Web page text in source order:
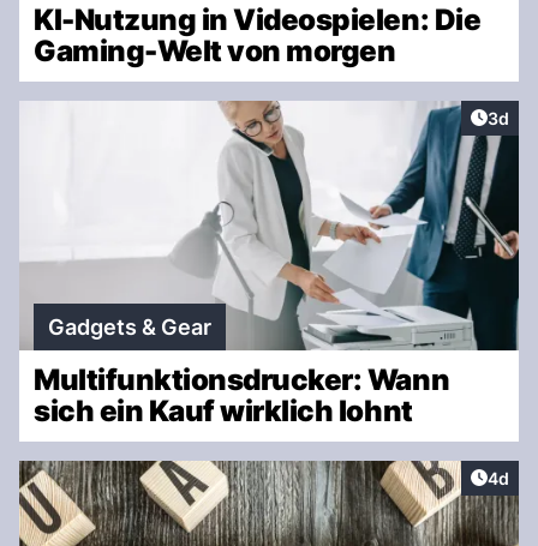
KI-Nutzung in Videospielen: Die
Gaming-Welt von morgen
3d
Gadgets & Gear
Multifunktionsdrucker: Wann
sich ein Kauf wirklich lohnt
4d